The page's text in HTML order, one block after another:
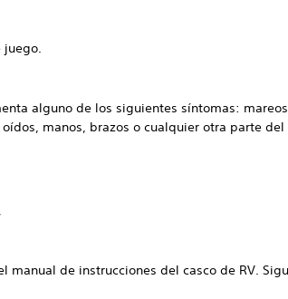
alguno de los siguientes síntomas:
manos, brazos o cualquier otra parte del
manual de instrucciones del casco de RV.